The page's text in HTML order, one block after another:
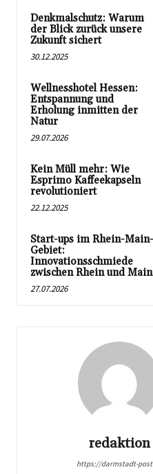
Denkmalschutz: Warum
der Blick zurück unsere
Zukunft sichert
30.12.2025
Wellnesshotel Hessen:
Entspannung und
Erholung inmitten der
Natur
29.07.2026
Kein Müll mehr: Wie
Esprimo Kaffeekapseln
revolutioniert
22.12.2025
Start-ups im Rhein-Main-
Gebiet:
Innovationsschmiede
zwischen Rhein und Main
27.07.2026
redaktion
https://darmstadt-